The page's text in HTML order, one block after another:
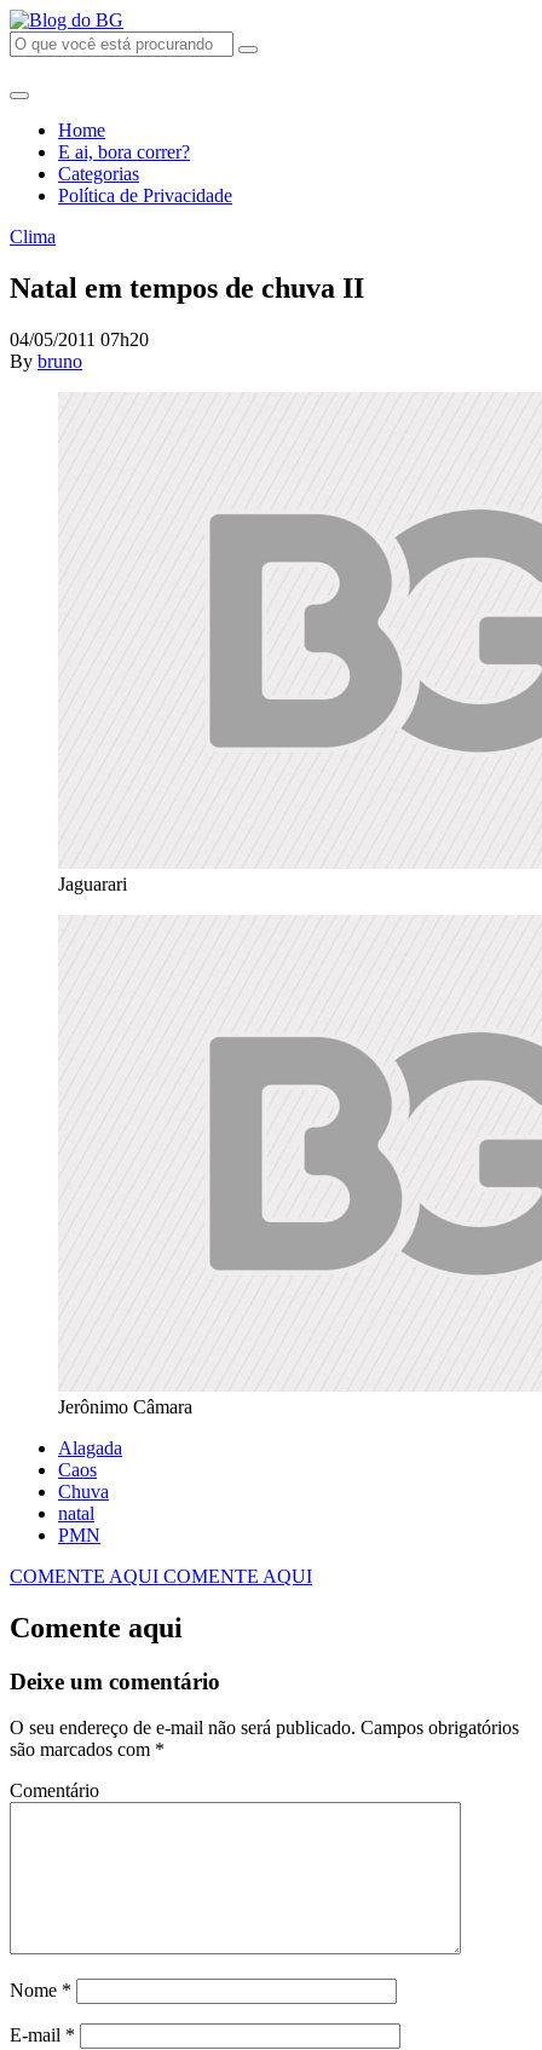
Home
E ai, bora correr?
Categorias
Política de Privacidade
Clima
Natal em tempos de chuva II
04/05/2011 07h20
By bruno
Jaguarari
Jerônimo Câmara
Alagada
Caos
Chuva
natal
PMN
COMENTE AQUI COMENTE AQUI
Comente aqui
Deixe um comentário
O seu endereço de e-mail não será publicado. Campos obrigatórios
são marcados com *
Comentário
Nome *
E-mail *